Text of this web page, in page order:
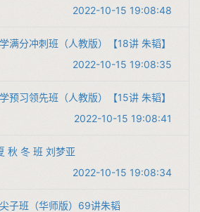
2022-10-15 19:08:48
满分冲刺班（人教版）【18讲 朱韬】
2022-10-15 19:08:35
预习领先班（人教版）【15讲 朱韬】
2022-10-15 19:08:41
秋 冬 班 刘梦亚
2022-10-15 19:08:34
子班（华师版）69讲朱韬